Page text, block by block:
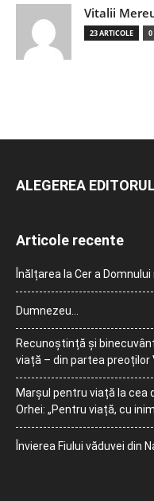
Vitalii
23 ARTICOLE 0
ALEGEREA
Articole recente
Înălțarea la Cer a
Dumnezeu…
Recunoștință și
viață – din partea preoților
Marșul pentru viață la cea
Orhei: „Pentru viață, cu
Învierea Fiului văduvei din